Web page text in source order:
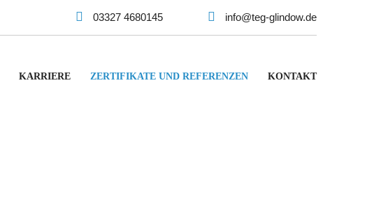
03327 4680145 info@teg-glindow.de
KARRIERE ZERTIFIKATE UND REFERENZEN KONTAKT